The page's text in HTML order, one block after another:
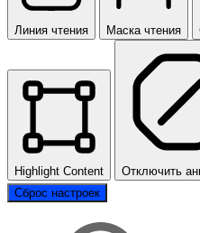
Линия чтения Маска чтения
Highlight Content Отключить
Сброс настроек